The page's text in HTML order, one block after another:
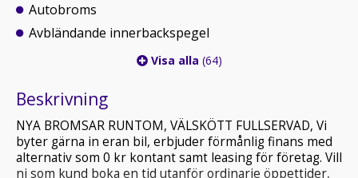
Autobroms
Avbländande innerbackspegel
Visa alla (64)
Beskrivning
NYA BROMSAR RUNTOM, VÄLSKÖTT FULLSERVAD, Vi
byter gärna in eran bil, erbjuder förmånlig finans med
alternativ som 0 kr kontant samt leasing för företag. Vill
ni som kund boka en tid utanför ordinarie öppettider,